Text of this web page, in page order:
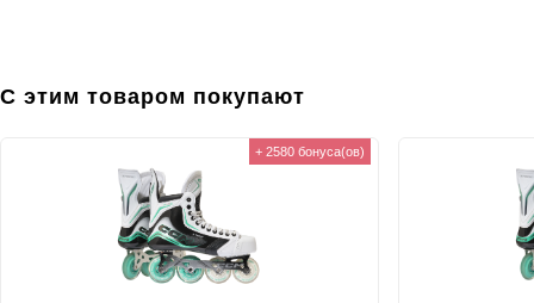
С этим товаром покупают
+ 2580 бонуса(ов)